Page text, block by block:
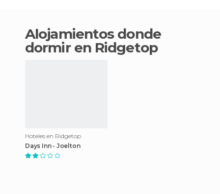
Alojamientos donde
dormir en Ridgetop
Hoteles en Ridgetop
Days Inn - Joelton